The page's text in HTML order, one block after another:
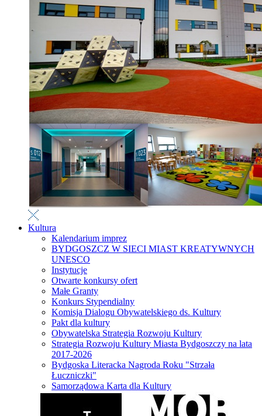
Kultura
Kalendarium imprez
BYDGOSZCZ W SIECI MIAST KREATYWNYCH
UNESCO
Instytucje
Otwarte konkursy ofert
Małe Granty
Konkurs Stypendialny
Komisja Dialogu Obywatelskiego ds. Kultury
Pakt dla kultury
Obywatelska Strategia Rozwoju Kultury
Strategia Rozwoju Kultury Miasta Bydgoszczy na lata
2017-2026
Bydgoska Literacka Nagroda Roku "Strzała
Łuczniczki"
Samorządowa Karta dla Kultury